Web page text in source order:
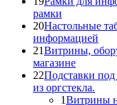
рамки
20Настольные
информацией
21Витрины,
магазине
22Подставки
из оргстекла.
1Витрины